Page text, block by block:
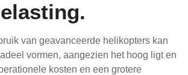
van geavanceerde helikopters kan
vormen, aangezien het hoog ligt en
kosten en een grotere